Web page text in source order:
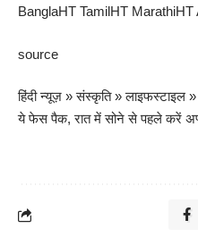
BanglaHT TamilHT MarathiHT
source
हिंदी न्यूज़ »संस्कृति»लाइफस्टाइल
ये फेस पैक, रात में सोने से पहले करें